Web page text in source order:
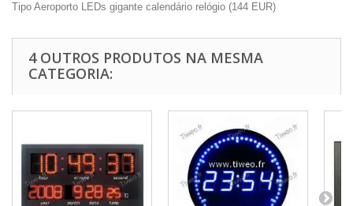
Tipo Aeroporto LEDs gigante calendário relógio (144 EUR)
4 OUTROS PRODUTOS NA MESMA
CATEGORIA: